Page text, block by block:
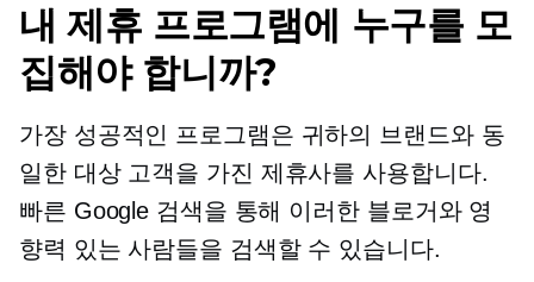
내 제휴 프로그램에 누구를 모
집해야 합니까?
가장 성공적인 프로그램은 귀하의 브랜드와 동
일한 대상 고객을 가진 제휴사를 사용합니다.
빠른 Google 검색을 통해 이러한 블로거와 영
향력 있는 사람들을 검색할 수 있습니다.